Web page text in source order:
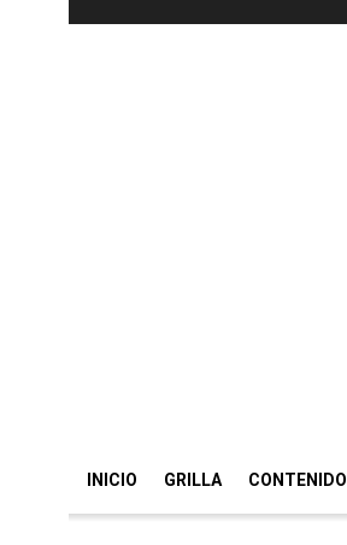
INICIO GRILLA CONTENIDO